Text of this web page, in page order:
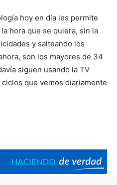
hoy en día les permite
hora que se quiera, sin la
y salteando los
son los mayores de 34
siguen usando la TV
que vemos diariamente